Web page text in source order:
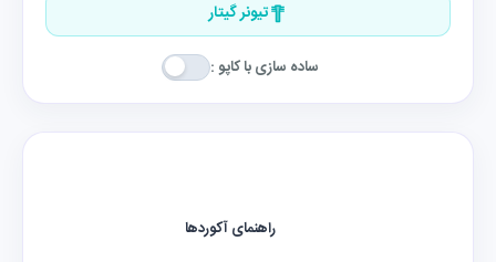
تیونر گیتار
ساده سازی با کاپو :
راهنمای آکوردها